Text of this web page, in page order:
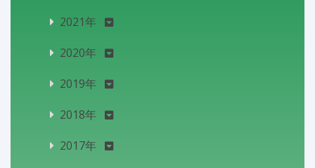
2021年
2020年
2019年
2018年
2017年